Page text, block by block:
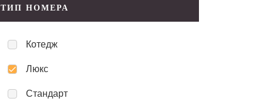
ТИП НОМЕРА
Котедж
Люкс
Стандарт